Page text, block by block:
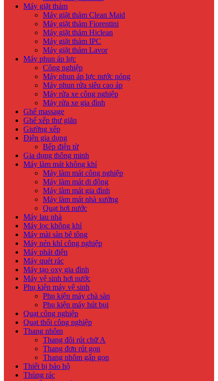
Máy giặt thảm
Máy giặt thảm Clean Maid
Máy giặt thảm Fiorentini
Máy giặt thảm Hiclean
Máy giặt thảm IPC
Máy giặt thảm Lavor
Máy phun áp lực
Công nghiệp
Máy phun áp lực nước nóng
Máy phun rửa siêu cao áp
Máy rửa xe công nghiệp
Máy rửa xe gia đình
Ghế massage
Ghế xếp thư giãn
Giường xếp
Điện gia dụng
Bếp điện từ
Gia dụng thông minh
Máy làm mát không khí
Máy làm mát công nghiệp
Máy làm mát di động
Máy làm mát gia đình
Máy làm mát nhà xưởng
Quạt hơi nước
Máy lau nhà
Máy lọc không khí
Máy mài sàn bê tông
Máy nén khí công nghiệp
Máy phát điện
Máy quét rác
Máy tạo oxy gia đình
Máy vệ sinh hơi nước
Phụ kiện máy vệ sinh
Phụ kiện máy chà sàn
Phụ kiện máy hút bụi
Quạt công nghiệp
Quạt thổi công nghiệp
Thang nhôm
Thang đôi rút chữ A
Thang đơn rút gọn
Thang nhôm gấp gọn
Thiết bị bảo hộ
Thùng rác